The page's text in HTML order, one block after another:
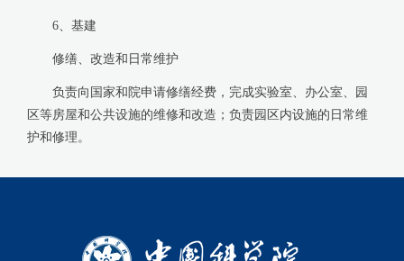
6、基建
修缮、改造和日常维护
负责向国家和院申请修缮经费，完成实验室、办公室、园
区等房屋和公共设施的维修和改造；负责园区内设施的日常维
护和修理。